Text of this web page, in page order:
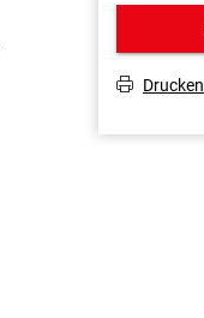
T Drucken